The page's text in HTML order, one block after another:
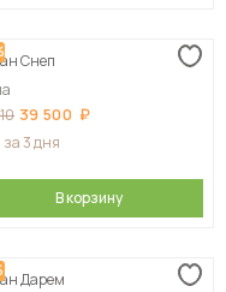
Снеп
39 500
за 3 дня
В корзину
Дарем